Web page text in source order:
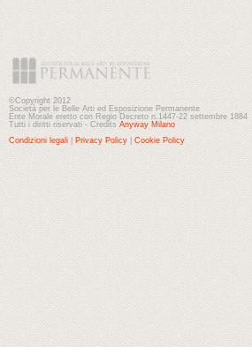
©Copyright 2012
Società per le Belle Arti ed Esposizione Permanente
Ente Morale eretto con Regio Decreto n.1447-22 settembre 1884
Tutti i diritti riservati - Credits Anyway Milano
Condizioni legali
Privacy Policy Cookie Policy